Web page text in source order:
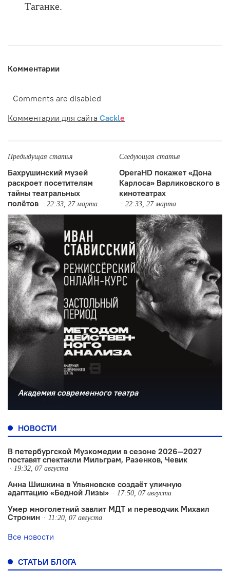
Таганке.
Комментарии
Comments are disabled
Комментарии для сайта Cackle
Предыдущая статья
Бахрушинский музей
раскроет посетителям
тайны театральных
полётов
22:33, 27 марта
Следующая статья
OperaHD покажет «Дона
Карлоса» Варликовского в
кинотеатрах
22:33, 27 марта
Академия современного театра
НОВОСТИ
В петербургской Музкомедии в сезоне 2026—2027
поставят спектакли Мильграм, Разенков, Чевик
19:32, 07 августа
Анна Шишкина в Ульяновске создаëт уличную
адаптацию «Бедной Лизы»
17:50, 07 августа
Умер многолетний завлит МДТ и переводчик Михаил
Стронин
11:20, 07 августа
Все новости
СТАТЬИ БЛОГА